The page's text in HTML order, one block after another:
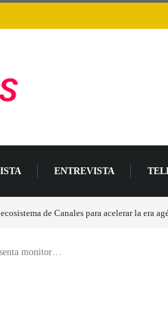
ENTREVISTA
de Canales para acelerar la era
monitor…